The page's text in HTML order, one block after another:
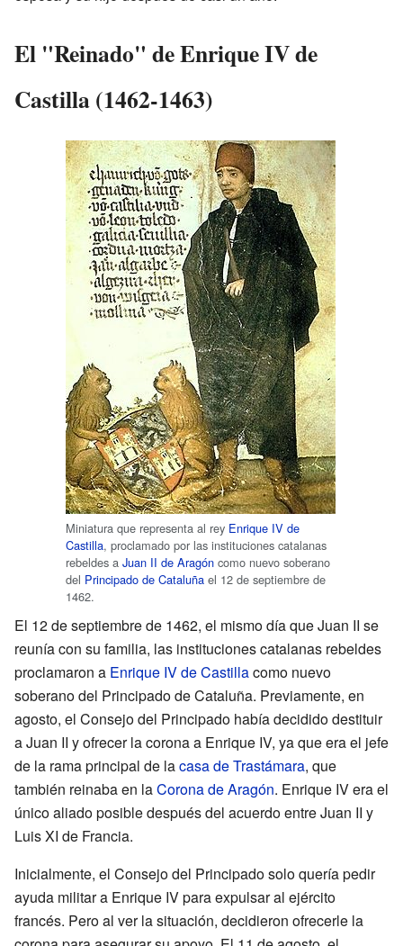
El "Reinado" de Enrique IV de
Castilla (1462-1463)
Miniatura que representa al rey Enrique IV de
Castilla, proclamado por las instituciones catalanas
rebeldes a Juan II de Aragón como nuevo soberano
del Principado de Cataluña el 12 de septiembre de
1462.
El 12 de septiembre de 1462, el mismo día que Juan II se
reunía con su familia, las instituciones catalanas rebeldes
proclamaron a Enrique IV de Castillacomo nuevo
soberano del Principado de Cataluña. Previamente, en
agosto, el Consejo del Principado había decidido destituir
a Juan II y ofrecer la corona a Enrique IV, ya que era el jefe
de la rama principal de lacasa de Trastámara, que
también reinaba en laCorona de Aragón. Enrique IV era el
único aliado posible después del acuerdo entre Juan II y
Luis XI de Francia.
Inicialmente, el Consejo del Principado solo quería pedir
ayuda militar a Enrique IV para expulsar al ejército
francés. Pero al ver la situación, decidieron ofrecerle la